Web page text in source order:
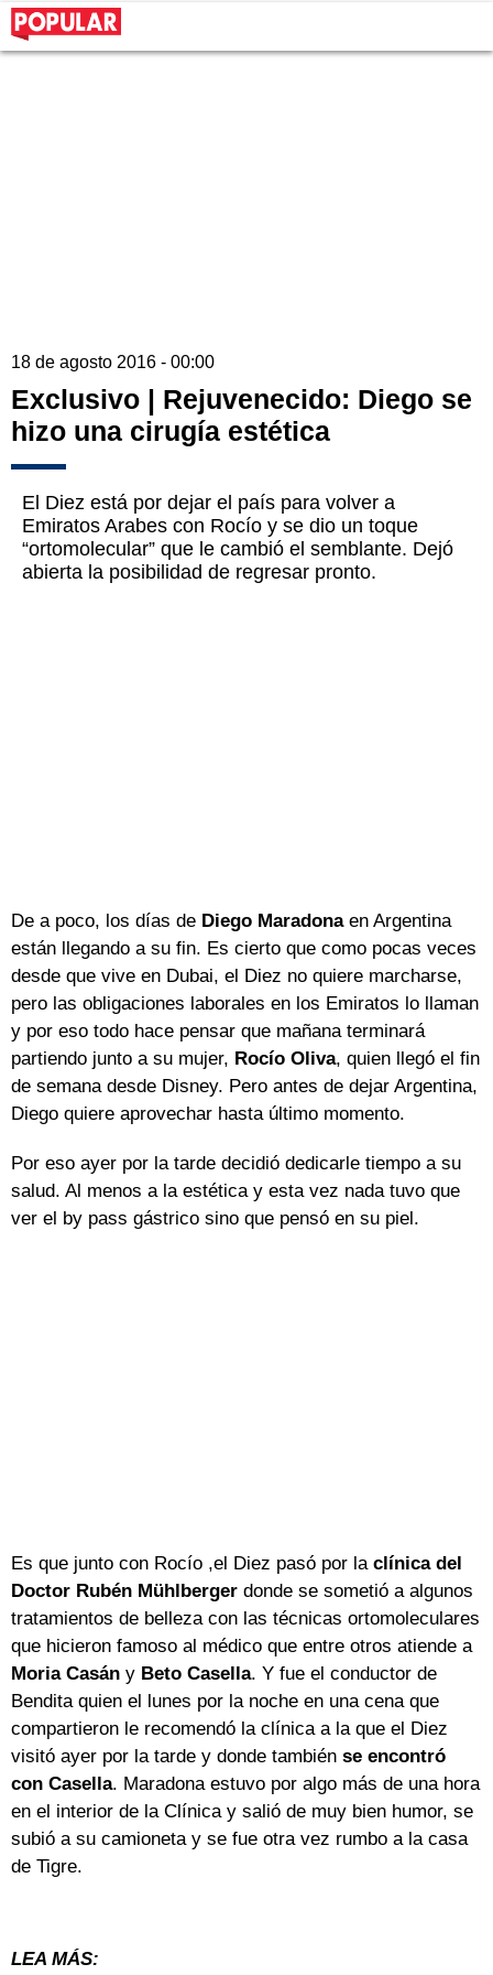
18 de agosto 2016 - 00:00
Exclusivo | Rejuvenecido: Diego se
hizo una cirugía estética
El Diez está por dejar el país para volver a
Emiratos Arabes con Rocío y se dio un toque
“ortomolecular” que le cambió el semblante. Dejó
abierta la posibilidad de regresar pronto.
De a poco, los días de Diego Maradona en Argentina
están llegando a su fin. Es cierto que como pocas veces
desde que vive en Dubai, el Diez no quiere marcharse,
pero las obligaciones laborales en los Emiratos lo llaman
y por eso todo hace pensar que mañana terminará
partiendo junto a su mujer, Rocío Oliva, quien llegó el fin
de semana desde Disney. Pero antes de dejar Argentina,
Diego quiere aprovechar hasta último momento.
Por eso ayer por la tarde decidió dedicarle tiempo a su
salud. Al menos a la estética y esta vez nada tuvo que
ver el by pass gástrico sino que pensó en su piel.
Es que junto con Rocío ,el Diez pasó por la clínica del
Doctor Rubén Mühlberger donde se sometió a algunos
tratamientos de belleza con las técnicas ortomoleculares
que hicieron famoso al médico que entre otros atiende a
Moria Casán y Beto Casella. Y fue el conductor de
Bendita quien el lunes por la noche en una cena que
compartieron le recomendó la clínica a la que el Diez
visitó ayer por la tarde y donde también se encontró
con Casella. Maradona estuvo por algo más de una hora
en el interior de la Clínica y salió de muy bien humor, se
subió a su camioneta y se fue otra vez rumbo a la casa
de Tigre.
LEA MÁS: